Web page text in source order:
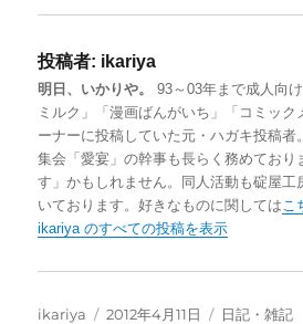
t
o
d
o
n
k
y
n
a
b
o
o
投稿者: ikariya
明日、いかりや。
93～03年まで成人向
ミルク」「漫画ばんがいち」「コミック
ーナーに投稿していた元・ハガキ投稿者
集会「愛宴」の幹事も長らく務めてお
す」かもしれません。同人活動も碇屋工
いております。好きなものに関しては こ
ikariya のすべての投稿を表示
投
ikariya
投
2012年4月11日
カ
日記・雑記